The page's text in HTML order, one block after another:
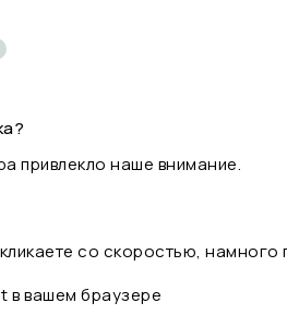
привлекло наше внимание.
со скоростью,
в вашем браузере